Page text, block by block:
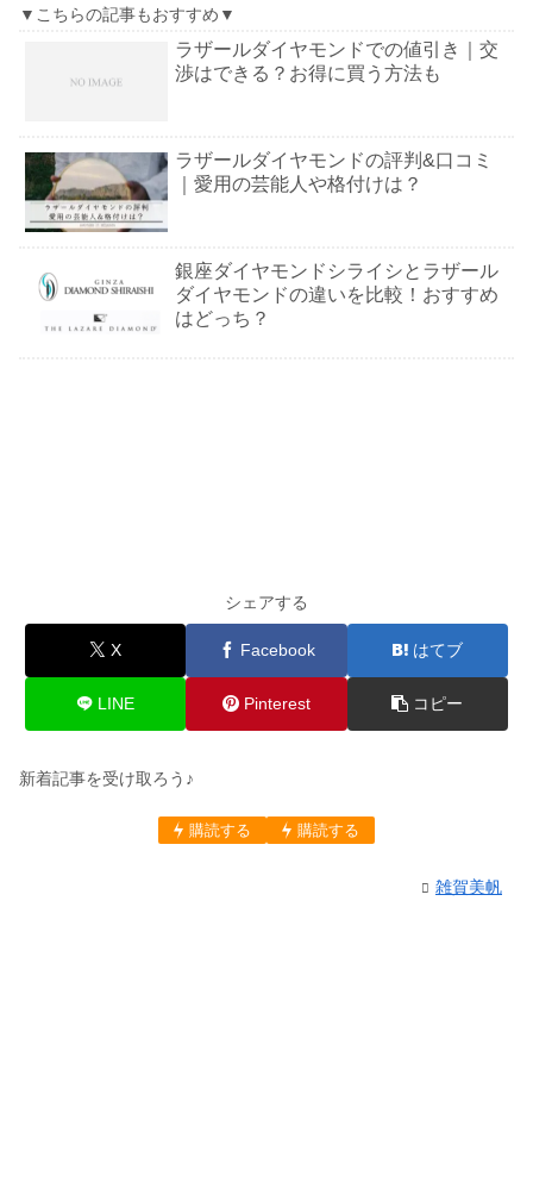
▼こちらの記事もおすすめ▼
ラザールダイヤモンドでの値引き｜交
渉はできる？お得に買う方法も
ラザールダイヤモンドの評判&口コミ
｜愛用の芸能人や格付けは？
銀座ダイヤモンドシライシとラザール
ダイヤモンドの違いを比較！おすすめ
はどっち？
シェアする
X Facebook はてブ
LINE Pinterest コピー
新着記事を受け取ろう♪
購読する 購読する
雑賀美帆